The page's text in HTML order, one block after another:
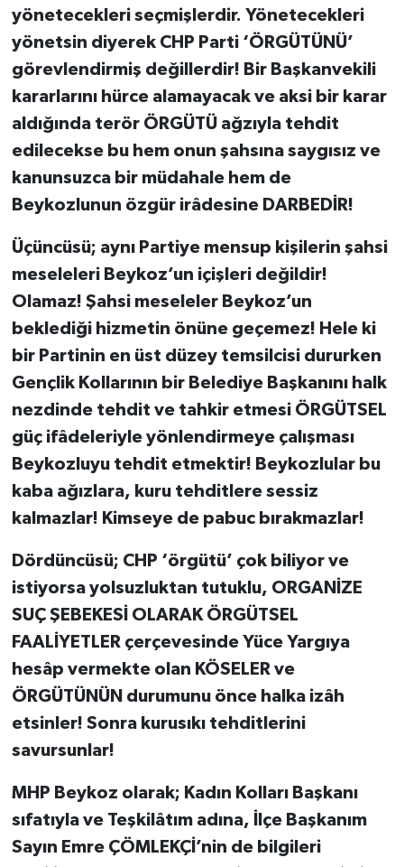
yönetecekleri seçmişlerdir. Yönetecekleri
yönetsin diyerek CHP Parti ‘ÖRGÜTÜNÜ’
görevlendirmiş değillerdir! Bir Başkanvekili
kararlarını hürce alamayacak ve aksi bir karar
aldığında terör ÖRGÜTÜ ağzıyla tehdit
edilecekse bu hem onun şahsına saygısız ve
kanunsuzca bir müdahale hem de
Beykozlunun özgür irâdesine DARBEDİR!
Üçüncüsü; aynı Partiye mensup kişilerin şahsi
meseleleri Beykoz’un içişleri değildir!
Olamaz! Şahsi meseleler Beykoz’un
beklediği hizmetin önüne geçemez! Hele ki
bir Partinin en üst düzey temsilcisi dururken
Gençlik Kollarının bir Belediye Başkanını halk
nezdinde tehdit ve tahkir etmesi ÖRGÜTSEL
güç ifâdeleriyle yönlendirmeye çalışması
Beykozluyu tehdit etmektir! Beykozlular bu
kaba ağızlara, kuru tehditlere sessiz
kalmazlar! Kimseye de pabuc bırakmazlar!
Dördüncüsü; CHP ‘örgütü’ çok biliyor ve
istiyorsa yolsuzluktan tutuklu, ORGANİZE
SUÇ ŞEBEKESİ OLARAK ÖRGÜTSEL
FAALİYETLER çerçevesinde Yüce Yargıya
hesâp vermekte olan KÖSELER ve
ÖRGÜTÜNÜN durumunu önce halka izâh
etsinler! Sonra kurusıkı tehditlerini
savursunlar!
MHP Beykoz olarak; Kadın Kolları Başkanı
sıfatıyla ve Teşkilâtım adına, İlçe Başkanım
Sayın Emre ÇÖMLEKÇİ’nin de bilgileri